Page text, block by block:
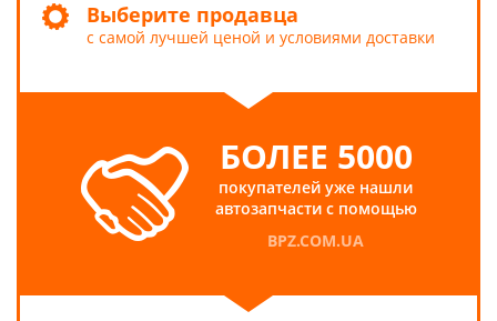
Выберите продавца
с самой лучшей ценой и условиями доставки
БОЛЕЕ 5000
покупателей уже нашли
автозапчасти с помощью
BPZ.COM.UA